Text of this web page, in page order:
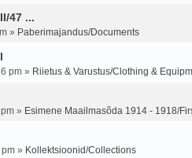
47 ...
» Paberimajandus/Documents
pm » Riietus & Varustus/Clothing &
» Esimene Maailmasõda 1914 - 1918/
pm » Kollektsioonid/Collections